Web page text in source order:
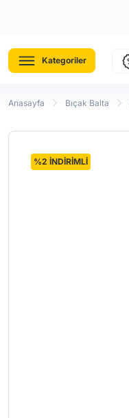
Kategoriler
Anasayfa Bıçak Balta
%2 İNDİRİMLİ